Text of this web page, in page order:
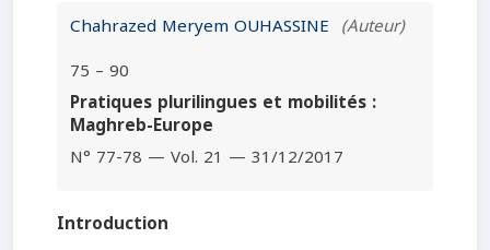
Chahrazed Meryem OUHASSINE (Auteur)
75 – 90
Pratiques plurilingues et mobilités :
Maghreb-Europe
N° 77-78 — Vol. 21 — 31/12/2017
Introduction